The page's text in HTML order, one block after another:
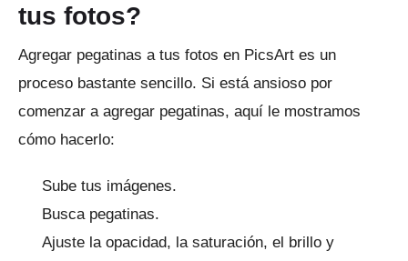
tus fotos?
Agregar pegatinas a tus fotos en PicsArt es un
proceso bastante sencillo. Si está ansioso por
comenzar a agregar pegatinas, aquí le mostramos
cómo hacerlo:
Sube tus imágenes.
Busca pegatinas.
Ajuste la opacidad, la saturación, el brillo y